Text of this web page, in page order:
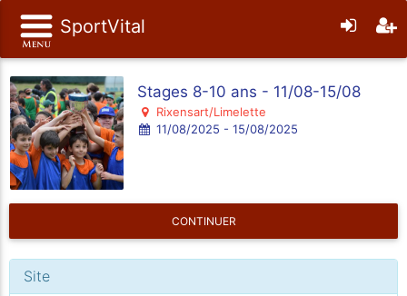
SportVital
Stages 8-10 ans - 11/08-15/08
Rixensart/Limelette
11/08/2025 - 15/08/2025
CONTINUER
Site